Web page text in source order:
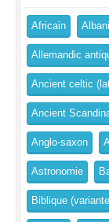
Africain
Allemandic
Ancient celtic
Ancient
Anglo-saxon
Astronomie
Biblique